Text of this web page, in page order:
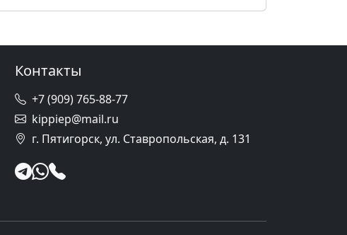
Контакты
+7 (909) 765-88-77
kippiep@mail.ru
г. Пятигорск, ул. Ставропольская, д. 131